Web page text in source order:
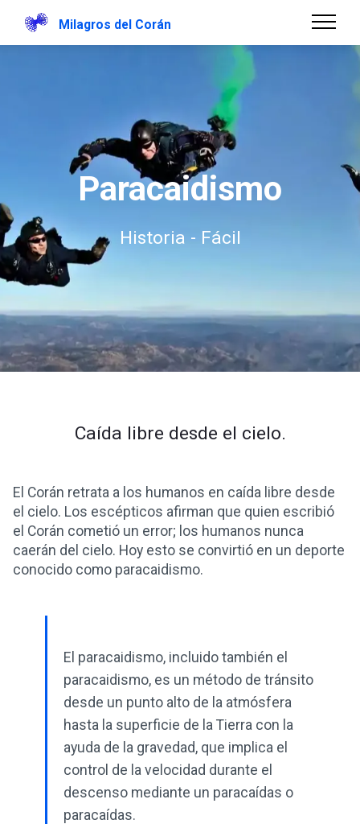
Milagros del Corán
Paracaidismo
Historia - Fácil
Caída libre desde el cielo.
El Corán retrata a los humanos en caída libre desde
el cielo. Los escépticos afirman que quien escribió
el Corán cometió un error; los humanos nunca
caerán del cielo. Hoy esto se convirtió en un deporte
conocido como paracaidismo.
El paracaidismo, incluido también el
paracaidismo, es un método de tránsito
desde un punto alto de la atmósfera
hasta la superficie de la Tierra con la
ayuda de la gravedad, que implica el
control de la velocidad durante el
descenso mediante un paracaídas o
paracaídas.